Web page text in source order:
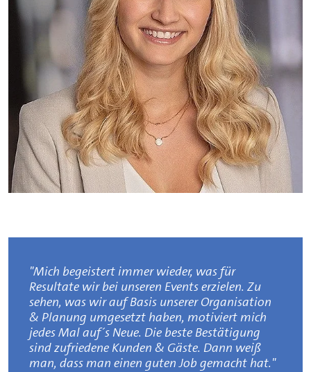
"Mich begeistert immer wieder, was für
Resultate wir bei unseren Events erzielen. Zu
sehen, was wir auf Basis unserer Organisation
& Planung umgesetzt haben, motiviert mich
jedes Mal auf´s Neue. Die beste Bestätigung
sind zufriedene Kunden & Gäste. Dann weiß
man, dass man einen guten Job gemacht hat."